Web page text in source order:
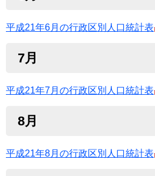
平成21年6月の行政区別人口統計表
7月
平成21年7月の行政区別人口統計表
8月
平成21年8月の行政区別人口統計表